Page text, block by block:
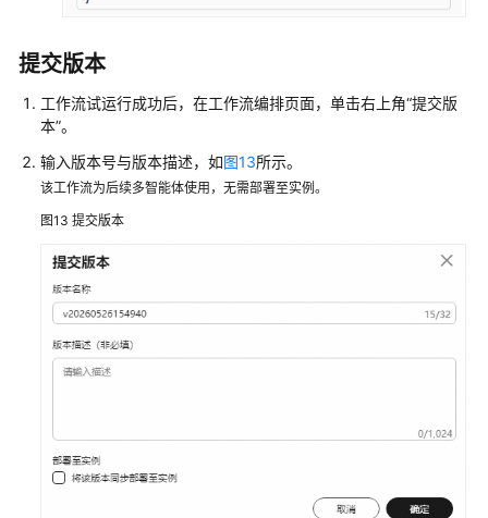
提交版本
工作流试运行成功后，在工作流编排页面，单击右上角“提交版
本”。
输入版本号与版本描述，如图13所示。
该工作流为后续多智能体使用，无需部署至实例。
图13 提交版本